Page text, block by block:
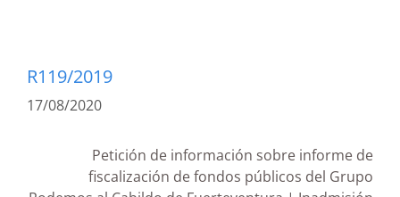
R119/2019
17/08/2020
Petición de información sobre informe de
fiscalización de fondos públicos del Grupo